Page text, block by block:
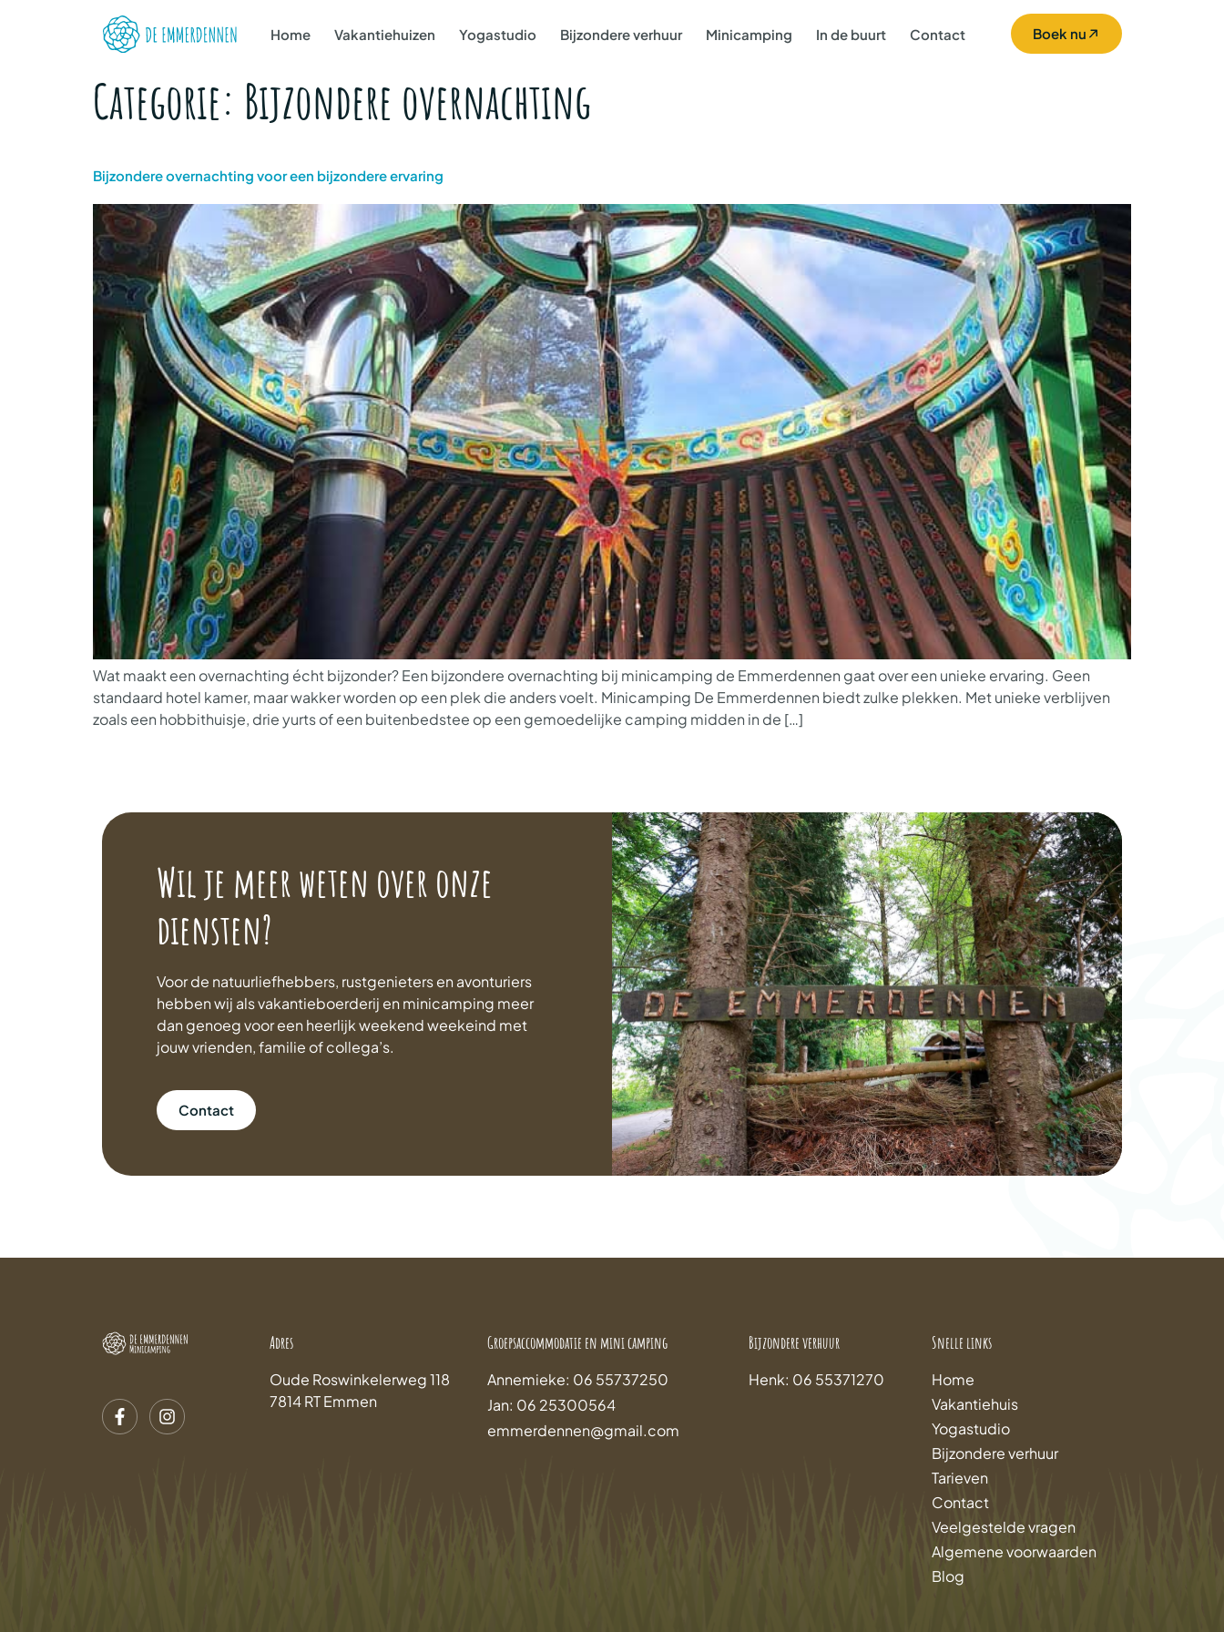
Home Vakantiehuizen Yogastudio Bijzondere verhuur Minicamping In de buurt Contact Boek nu
Categorie: Bijzondere overnachting
Bijzondere overnachting voor een bijzondere ervaring
Wat maakt een overnachting écht bijzonder? Een bijzondere overnachting bij minicamping de Emmerdennen gaat over een unieke ervaring. Geen
standaard hotel kamer, maar wakker worden op een plek die anders voelt. Minicamping De Emmerdennen biedt zulke plekken. Met unieke verblijven
zoals een hobbithuisje, drie yurts of een buitenbedstee op een gemoedelijke camping midden in de […]
Wil je meer weten over onze
diensten?
Voor de natuurliefhebbers, rustgenieters en avonturiers
hebben wij als vakantieboerderij en minicamping meer
dan genoeg voor een heerlijk weekend weekeind met
jouw vrienden, familie of collega’s.
Contact
Adres
Oude Roswinkelerweg 118
7814 RT Emmen
Groepsaccommodatie en mini camping
Annemieke: 06 55737250
Jan: 06 25300564
emmerdennen@gmail.com
Bijzondere verhuur
Henk: 06 55371270
Snelle links
Home
Vakantiehuis
Yogastudio
Bijzondere verhuur
Tarieven
Contact
Veelgestelde vragen
Algemene voorwaarden
Blog